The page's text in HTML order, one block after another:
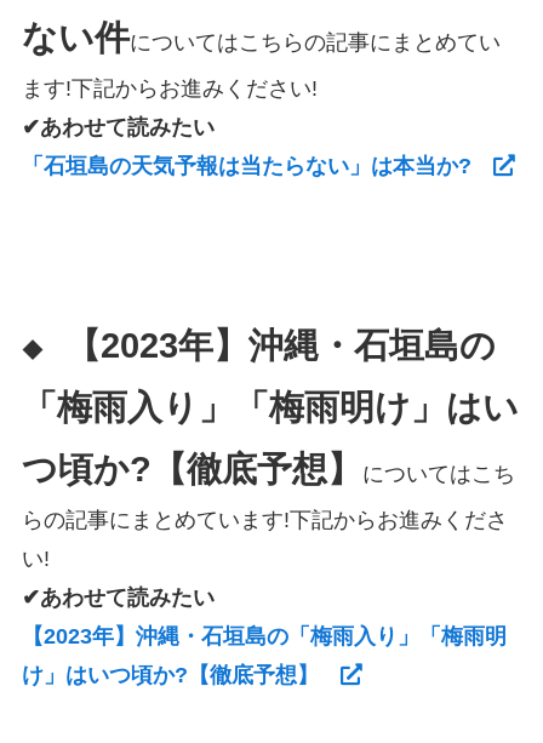
ない件についてはこちらの記事にまとめてい
ます!下記からお進みください!
✔あわせて読みたい
「石垣島の天気予報は当たらない」は本当か?
◆
【2023年】沖縄・石垣島の
「梅雨入り」「梅雨明け」はい
つ頃か?【徹底予想】
についてはこち
らの記事にまとめています!下記からお進みくださ
い!
✔あわせて読みたい
【2023年】沖縄・石垣島の「梅雨入り」「梅雨明
け」はいつ頃か?【徹底予想】